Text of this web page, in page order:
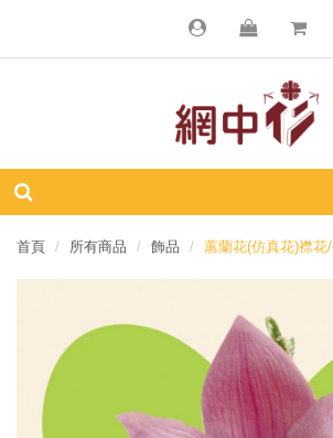
首頁 所有商品 飾品 蕙蘭花(仿真花)襟花